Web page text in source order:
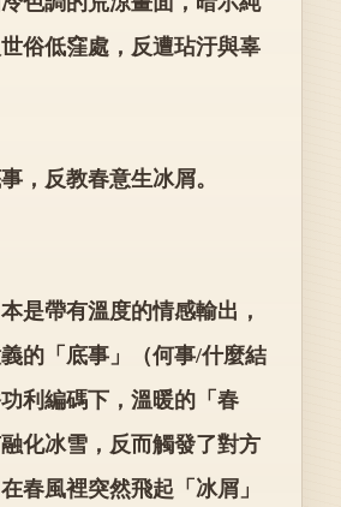
俗低窪處，反遭玷汙與辜
，反教春意生冰屑。
是帶有溫度的情感輸出，
的「底事」（何事/什麼結
利編碼下，溫暖的「春
化冰雪，反而觸發了對方
春風裡突然飛起「冰屑」